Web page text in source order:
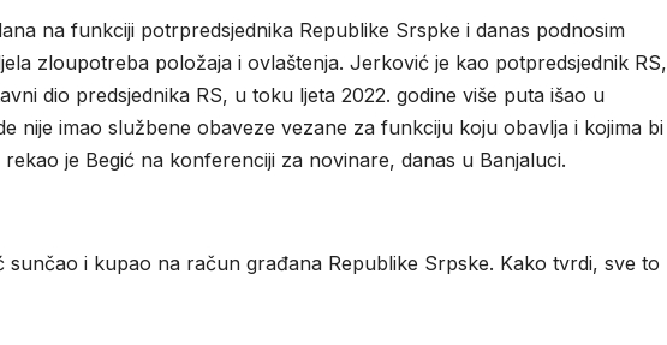
na funkciji potrpredsjednika Republike Srspke i danas podnosim
zloupotreba položaja i ovlaštenja. Jerković je kao potpredsjednik RS,
dio predsjednika RS, u toku ljeta 2022. godine više puta išao u
nije imao službene obaveze vezane za funkciju koju obavlja i kojima bi
je Begić na konferenciji za novinare, danas u Banjaluci.
sunčao i kupao na račun građana Republike Srpske. Kako tvrdi, sve to